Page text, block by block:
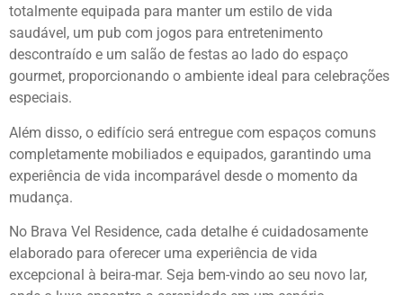
totalmente equipada para manter um estilo de vida
saudável, um pub com jogos para entretenimento
descontraído e um salão de festas ao lado do espaço
gourmet, proporcionando o ambiente ideal para celebrações
especiais.
Além disso, o edifício será entregue com espaços comuns
completamente mobiliados e equipados, garantindo uma
experiência de vida incomparável desde o momento da
mudança.
No Brava Vel Residence, cada detalhe é cuidadosamente
elaborado para oferecer uma experiência de vida
excepcional à beira-mar. Seja bem-vindo ao seu novo lar,